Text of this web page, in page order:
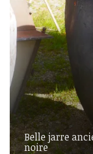
Belle jarre
noire